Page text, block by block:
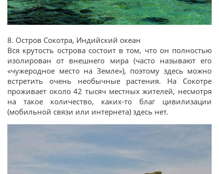
8. Остров Сокотра, Индийский океан
Вся крутость острова состоит в том, что он полностью
изолирован от внешнего мира (часто называют его
«чужеродное место на Земле»), поэтому здесь можно
встретить очень необычные растения. На Сокотре
проживает около 42 тысяч местных жителей, несмотря
на такое количество, каких-то благ цивилизации
(мобильной связи или интернета) здесь нет.